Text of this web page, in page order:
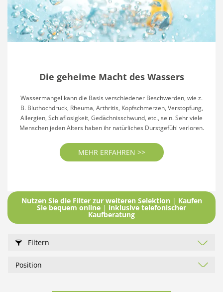
Die geheime Macht des Wassers
Wassermangel kann die Basis verschiedener Beschwerden, wie z.
B. Bluthochdruck, Rheuma, Arthritis, Kopfschmerzen, Verstopfung,
Allergien, Schlaflosigkeit, Gedächnisschwund, etc., sein. Sehr viele
Menschen jeden Alters haben ihr natürliches Durstgefühl verloren.
MEHR ERFAHREN >>
Nutzen Sie die Filter zur weiteren Selektion| Kaufen
Sie bequem online | inklusive telefonischer
Kaufberatung
Filtern